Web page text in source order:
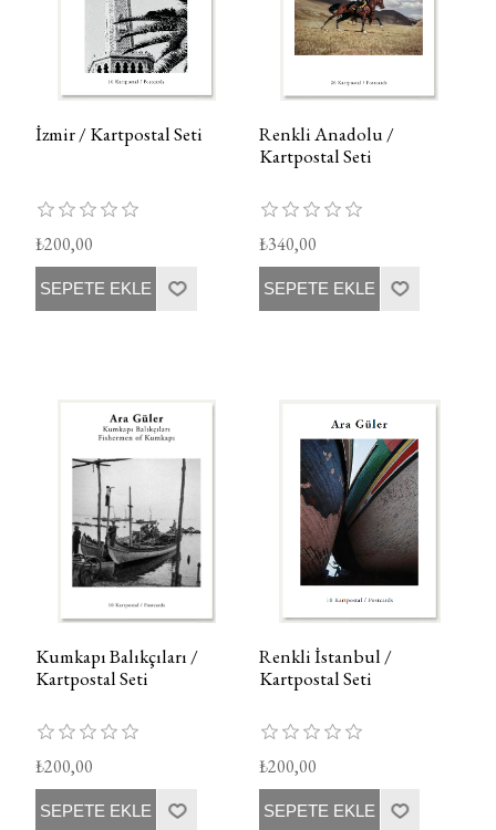
İzmir / Kartpostal Seti
₺200,00
SEPETE EKLE
Renkli Anadolu /
Kartpostal Seti
₺340,00
SEPETE EKLE
Kumkapı Balıkçıları /
Kartpostal Seti
₺200,00
SEPETE EKLE
Renkli İstanbul /
Kartpostal Seti
₺200,00
SEPETE EKLE